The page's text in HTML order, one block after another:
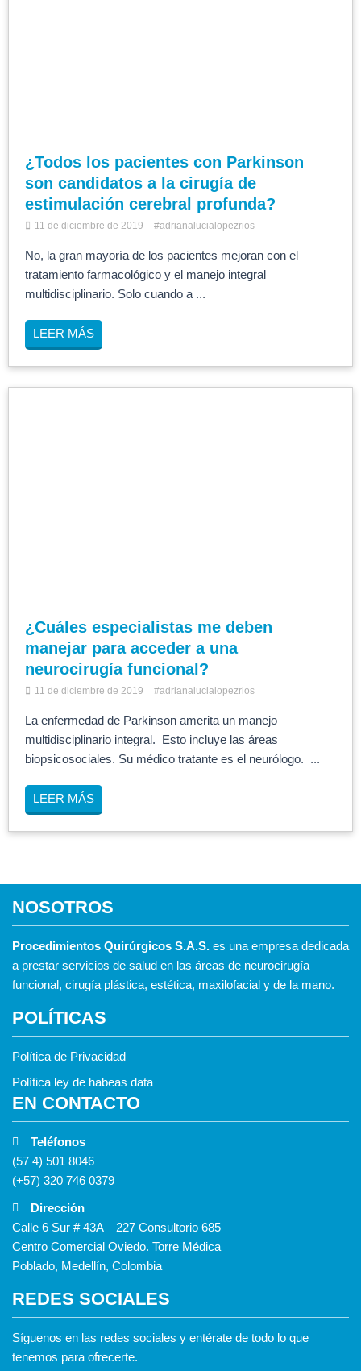
¿Todos los pacientes con Parkinson
son candidatos a la cirugía de
estimulación cerebral profunda?
11 de diciembre de 2019 #adrianalucialopezrios
No, la gran mayoría de los pacientes mejoran con el
tratamiento farmacológico y el manejo integral
multidisciplinario. Solo cuando a ...
LEER MÁS
¿Cuáles especialistas me deben
manejar para acceder a una
neurocirugía funcional?
11 de diciembre de 2019 #adrianalucialopezrios
La enfermedad de Parkinson amerita un manejo
multidisciplinario integral. Esto incluye las áreas
biopsicosociales. Su médico tratante es el neurólogo. ...
LEER MÁS
NOSOTROS
Procedimientos Quirúrgicos S.A.S. es una empresa dedicada
a prestar servicios de salud en las áreas de neurocirugía
funcional, cirugía plástica, estética, maxilofacial y de la mano.
POLÍTICAS
Política de Privacidad
Política ley de habeas data
EN CONTACTO
Teléfonos
(57 4) 501 8046
(+57) 320 746 0379
Dirección
Calle 6 Sur # 43A – 227 Consultorio 685
Centro Comercial Oviedo. Torre Médica
Poblado, Medellín, Colombia
REDES SOCIALES
Síguenos en las redes sociales y entérate de todo lo que
tenemos para ofrecerte.